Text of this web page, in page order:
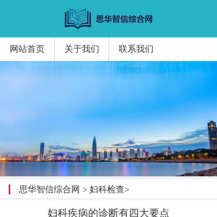
网站首页 关于我们 联系我们
思华智信综合网 > 妇科检查>
妇科疾病的诊断有四大要点